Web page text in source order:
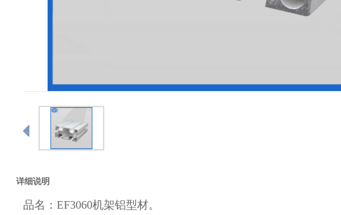
详细说明
品名： EF3060机架铝型材。